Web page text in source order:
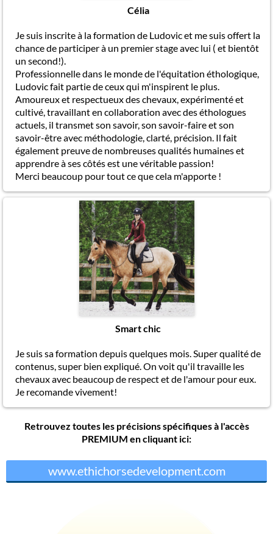
Célia
Je suis inscrite à la formation de Ludovic et me suis offert la
chance de participer à un premier stage avec lui ( et bientôt
un second!).
Professionnelle dans le monde de l'équitation éthologique,
Ludovic fait partie de ceux qui m'inspirent le plus.
Amoureux et respectueux des chevaux, expérimenté et
cultivé, travaillant en collaboration avec des éthologues
actuels, il transmet son savoir, son savoir-faire et son
savoir-être avec méthodologie, clarté, précision. Il fait
également preuve de nombreuses qualités humaines et
apprendre à ses côtés est une véritable passion!
Merci beaucoup pour tout ce que cela m'apporte !
Smart chic
Je suis sa formation depuis quelques mois. Super qualité de
contenus, super bien expliqué. On voit qu'il travaille les
chevaux avec beaucoup de respect et de l'amour pour eux.
Je recomande vivement!
Retrouvez toutes les précisions spécifiques à l'accès
PREMIUM en cliquant ici:
www.ethichorsedevelopment.com